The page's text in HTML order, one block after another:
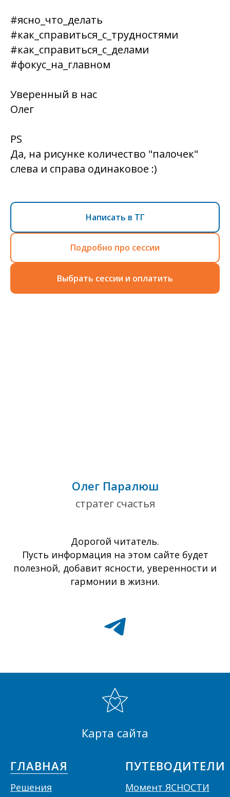
#ясно_что_делать
#как_справиться_с_трудностями
#как_справиться_с_делами
#фокус_на_главном
Уверенный в нас
Олег
PS
Да, на рисунке количество "палочек"
слева и справа одинаковое :)
Написать в ТГ
Подробно про сессии
Выбрать сессии и оплатить
Олег Паралюш
стратег счастья
Дорогой читатель.
Пусть информация на этом сайте будет
полезной, добавит ясности, уверенности и
гармонии в жизни.
Карта сайта
ГЛАВНАЯ
Решения
ПУТЕВОДИТЕЛИ
Момент ЯСНОСТИ